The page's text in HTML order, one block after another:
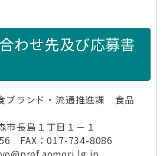
わせ先及び応募書
ブランド・流通推進課 食品
長島１丁目１－１
FAX：017-734-8086